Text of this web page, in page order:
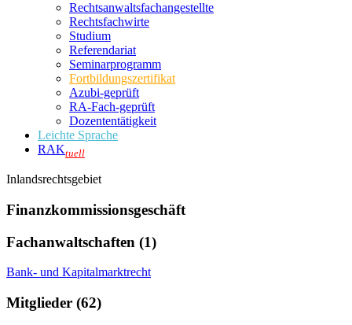
Rechtsanwalts­fachangestellte
Rechtsfachwirte
Studium
Referendariat
Seminarprogramm
Fortbildungszertifikat
Azubi-geprüft
RA-Fach-geprüft
Dozententätigkeit
Leichte Sprache
RAKtuell
Inlandsrechtsgebiet
Finanzkommissionsgeschäft
Fachanwaltschaften (1)
Bank- und Kapitalmarktrecht
Mitglieder (62)